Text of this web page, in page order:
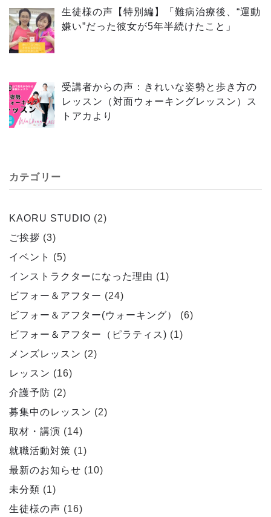
生徒様の声【特別編】「難病治療後、“運動
嫌い”だった彼女が5年半続けたこと」
受講者からの声：きれいな姿勢と歩き方の
レッスン（対面ウォーキングレッスン）ス
トアカより
カテゴリー
KAORU STUDIO (2)
ご挨拶 (3)
イベント
(5)
インストラクターになった理由 (1)
ビフォー＆アフター (24)
ビフォー＆アフター(ウォーキング）
(6)
ビフォー＆アフター（ピラティス) (1)
メンズレッスン (2)
レッスン (16)
介護予防 (2)
募集中のレッスン (2)
取材・講演 (14)
就職活動対策 (1)
最新のお知らせ (10)
未分類 (1)
生徒様の声 (16)